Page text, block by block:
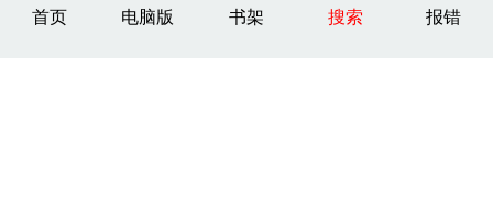
首页 电脑版 书架 搜索 报错